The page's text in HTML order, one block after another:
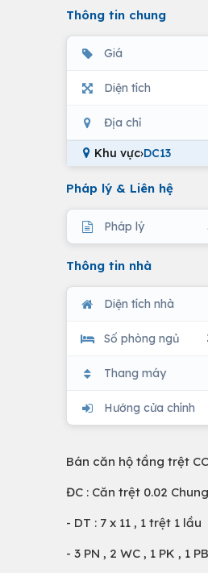
Thông tin chung
Giá
Diện tích
Địa chỉ
Khu vực›DC13
Pháp lý & Liên hệ
Pháp lý
Thông tin nhà
Diện tích nhà
Số phòng ngủ
Thang máy
Hướng cửa chính
Bán căn hộ tầng trệt
ĐC : Căn trệt 0.02
- DT : 7 x 11 , 1 trệt 1 lầu
- 3 PN , 2 WC , 1 PK , 1